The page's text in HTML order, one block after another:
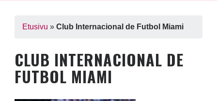
Etusivu » Club Internacional de Futbol Miami
CLUB INTERNACIONAL DE
FUTBOL MIAMI